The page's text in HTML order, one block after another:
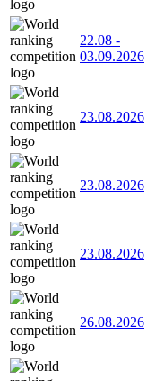
22.08 -
03.09.2026
23.08.2026
23.08.2026
23.08.2026
26.08.2026